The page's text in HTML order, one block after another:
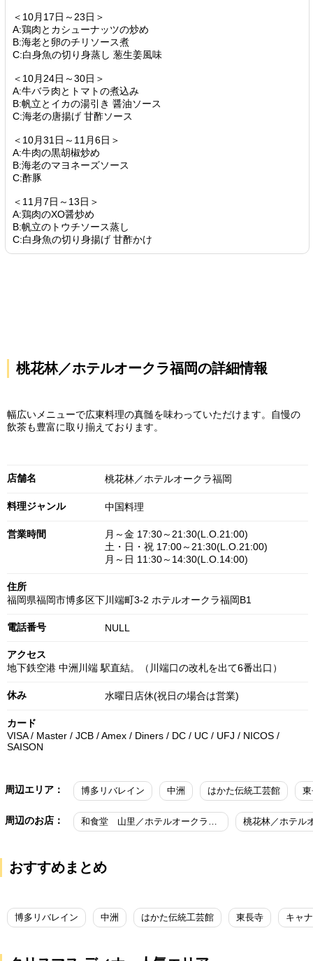
＜10月17日～23日＞
A:鶏肉とカシューナッツの炒め
B:海老と卵のチリソース煮
C:白身魚の切り身蒸し 葱生姜風味
＜10月24日～30日＞
A:牛バラ肉とトマトの煮込み
B:帆立とイカの湯引き 醤油ソース
C:海老の唐揚げ 甘酢ソース
＜10月31日～11月6日＞
A:牛肉の黒胡椒炒め
B:海老のマヨネーズソース
C:酢豚
＜11月7日～13日＞
A:鶏肉のXO醤炒め
B:帆立のトウチソース蒸し
C:白身魚の切り身揚げ 甘酢かけ
桃花林／ホテルオークラ福岡の詳細情報
幅広いメニューで広東料理の真髄を味わっていただけます。自慢の
飲茶も豊富に取り揃えております。
店舗名 桃花林／ホテルオークラ福岡
料理ジャンル 中国料理
営業時間
月～金 17:30～21:30(L.O.21:00)
土・日・祝 17:00～21:30(L.O.21:00)
月～日 11:30～14:30(L.O.14:00)
住所
福岡県福岡市博多区下川端町3-2 ホテルオークラ福岡B1
電話番号 NULL
アクセス
地下鉄空港 中洲川端 駅直結。（川端口の改札を出て6番出口）
休み 水曜日店休(祝日の場合は営業)
カード
VISA / Master / JCB / Amex / Diners / DC / UC / UFJ / NICOS /
SAISON
周辺エリア： 博多リバレイン 中洲 はかた伝統工芸館
周辺のお店： 和食堂 山里／ホテルオークラ福岡 桃花林／ホテル
おすすめまとめ
博多リバレイン 中洲 はかた伝統工芸館 東長寺 キャ